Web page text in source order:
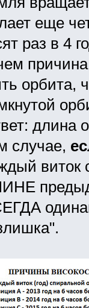
еще
раз в 4
орбита,
длина
случае,